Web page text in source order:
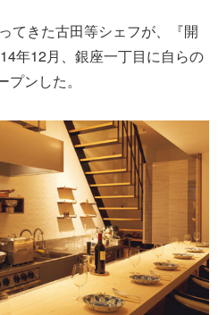
てきた古田等シェフが、『開
年12月、銀座一丁目に自らの
ンした。